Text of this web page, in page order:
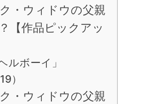
・ウィドウの父親
【作品ピックアッ
ルボーイ」
）
・ウィドウの父親